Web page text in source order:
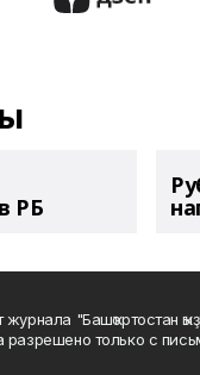
РБ
"Башҡортостан
только с